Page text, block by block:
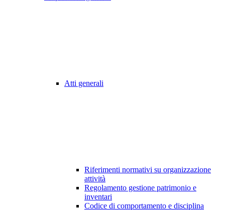
Atti generali
Riferimenti normativi su organizzazione
attività
Regolamento gestione patrimonio e
inventari
Codice di comportamento e disciplina